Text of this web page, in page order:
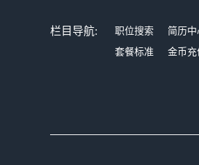
栏目导航: 职位搜索 简历中
套餐标准
金币充